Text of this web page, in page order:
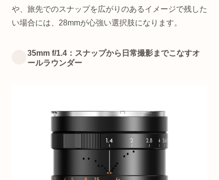
や、旅先でのスナップを広がりのあるイメージで残した
い場合には、28mmが心強い選択肢になります。
35mm f/1.4：スナップから日常撮影までこなすオ
ールラウンダー